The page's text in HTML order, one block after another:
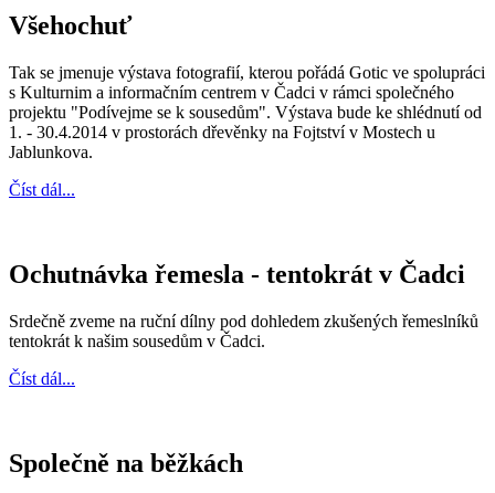
Všehochuť
Tak se jmenuje výstava fotografií, kterou pořádá Gotic ve spolupráci
s Kulturnim a informačním centrem v Čadci v rámci společného
projektu "Podívejme se k sousedům". Výstava bude ke shlédnutí od
1. - 30.4.2014 v prostorách dřevěnky na Fojtství v Mostech u
Jablunkova.
Číst dál...
Ochutnávka řemesla - tentokrát v Čadci
Srdečně zveme na ruční dílny pod dohledem zkušených řemeslníků
tentokrát k našim sousedům v Čadci.
Číst dál...
Společně na běžkách